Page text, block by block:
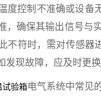
控制不准确或设备
，确保其输出信号与
不符时，需对传感
现故障，应及时更换
试验箱电气系统中常见